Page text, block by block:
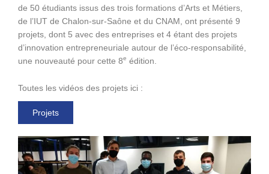
de 50 étudiants issus des trois formations d’Arts et Métiers,
de l’IUT de Chalon-sur-Saône et du CNAM, ont présenté 9
projets, dont 5 avec des entreprises et 4 étant des projets
d’innovation entrepreneuriale autour de l’éco-responsabilité,
une nouveauté pour cette 8e édition.
Toutes les vidéos des projets ici :
Projets